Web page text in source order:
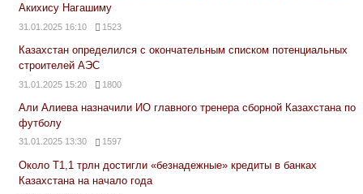
Акихису Нагашиму
31.01.2025 16:10 1523
Казахстан определился с окончательным списком потенциальных
строителей АЭС
31.01.2025 15:20 1800
Али Алиева назначили ИО главного тренера сборной Казахстана по
футболу
31.01.2025 13:30 1597
Около Т1,1 трлн достигли «безнадежные» кредиты в банках
Казахстана на начало года